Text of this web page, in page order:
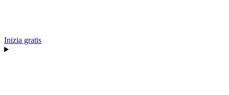
Inizia gratis